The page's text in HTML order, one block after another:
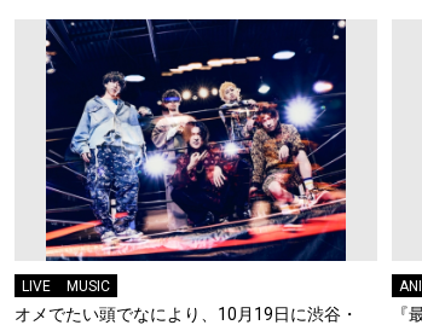
LIVE MUSIC
オメでたい頭でなにより、10月19日に渋谷・
『